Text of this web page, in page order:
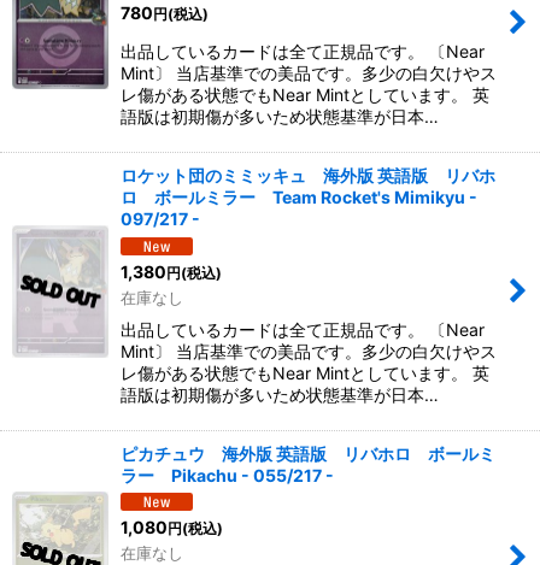
780円(税込)
出品しているカードは全て正規品です。 〔Near
Mint〕 当店基準での美品です。多少の白欠けやス
レ傷がある状態でもNear Mintとしています。 英
語版は初期傷が多いため状態基準が日本…
ロケット団のミミッキュ 海外版 英語版 リバホ
ロ ボールミラー Team Rocket's Mimikyu -
097/217 -
1,380円(税込)
在庫なし
出品しているカードは全て正規品です。 〔Near
Mint〕 当店基準での美品です。多少の白欠けやス
レ傷がある状態でもNear Mintとしています。 英
語版は初期傷が多いため状態基準が日本…
ピカチュウ 海外版 英語版 リバホロ ボールミ
ラー Pikachu - 055/217 -
1,080円(税込)
在庫なし